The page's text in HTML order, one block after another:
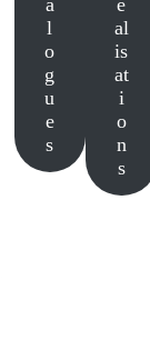
a
l
o
g
u
e
s
é
al
is
at
i
o
n
s